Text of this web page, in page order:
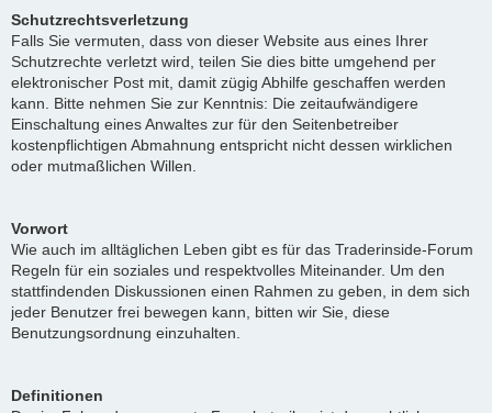
Schutzrechtsverletzung
Falls Sie vermuten, dass von dieser Website aus eines Ihrer
Schutzrechte verletzt wird, teilen Sie dies bitte umgehend per
elektronischer Post mit, damit zügig Abhilfe geschaffen werden
kann. Bitte nehmen Sie zur Kenntnis: Die zeitaufwändigere
Einschaltung eines Anwaltes zur für den Seitenbetreiber
kostenpflichtigen Abmahnung entspricht nicht dessen wirklichen
oder mutmaßlichen Willen.
Vorwort
Wie auch im alltäglichen Leben gibt es für das Traderinside-Forum
Regeln für ein soziales und respektvolles Miteinander. Um den
stattfindenden Diskussionen einen Rahmen zu geben, in dem sich
jeder Benutzer frei bewegen kann, bitten wir Sie, diese
Benutzungsordnung einzuhalten.
Definitionen